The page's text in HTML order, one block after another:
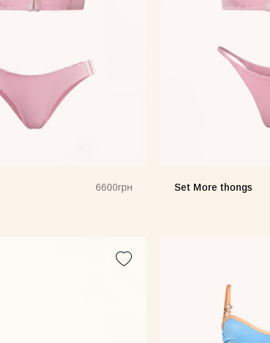
6600грн Set More thongs